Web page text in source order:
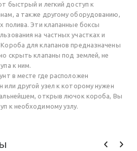
быстрый и легкий доступ к
а также другому оборудованию,
полива. Эти клапанные боксы
на частных участках и
для клапанов предназначены
скрыть клапаны под землей, не
к ним.
в месте где расположен
или другой узел к которому нужен
открыв лючок короба, Вы
к необходимому узлу.